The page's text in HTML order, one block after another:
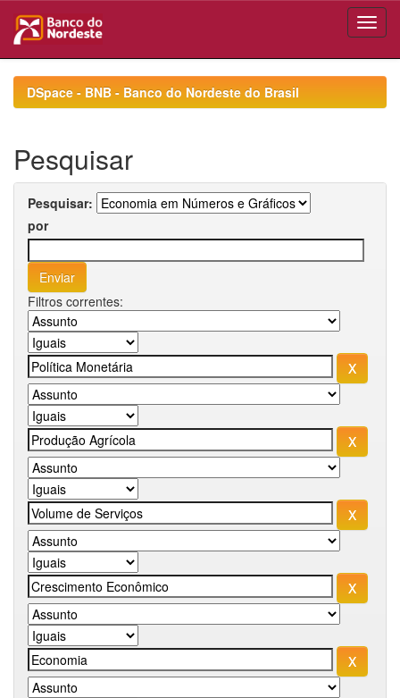
navigationDSpace - BNB - Banco do Nordeste do Brasil
Pesquisar
Pesquisar:
por
Filtros correntes: